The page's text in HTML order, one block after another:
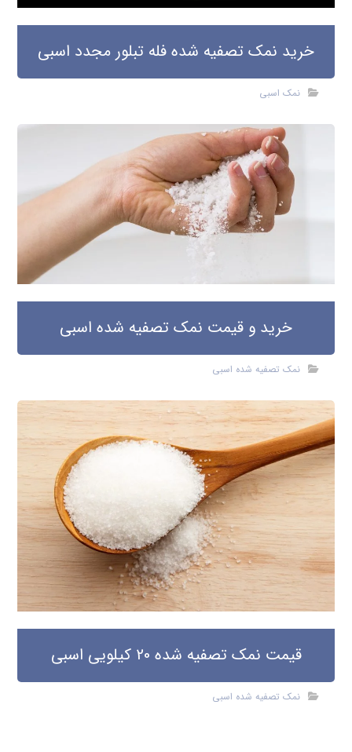
خرید نمک تصفیه شده فله تبلور مجدد اسبی
نمک اسبی
خرید و قیمت نمک تصفیه شده اسبی
نمک تصفیه شده اسبی
قیمت نمک تصفیه شده 20 کیلویی اسبی
نمک تصفیه شده اسبی